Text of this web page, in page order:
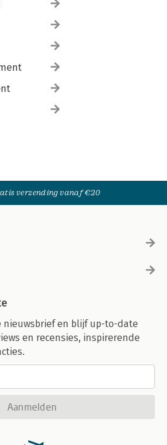
verzending vanaf €20
nieuwsbrief en blijf up-to-date
en recensies, inspirerende
Aanmelden